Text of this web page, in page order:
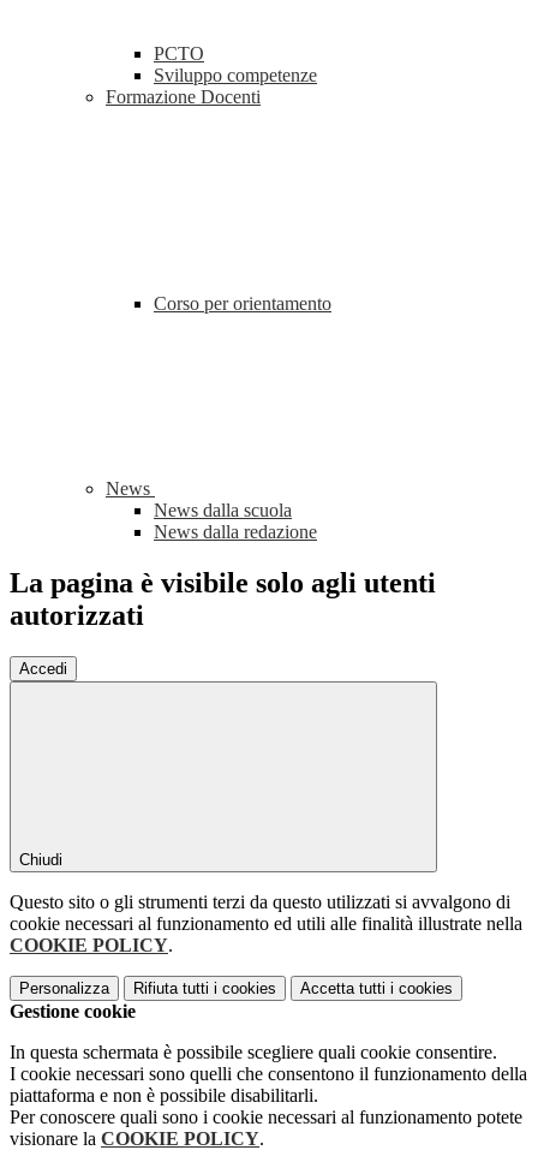
PCTO
Sviluppo competenze
Formazione Docenti
Corso per orientamento
News
News dalla scuola
News dalla redazione
La pagina è visibile solo agli utenti
autorizzati
Accedi
Chiudi
Questo sito o gli strumenti terzi da questo utilizzati si avvalgono di
cookie necessari al funzionamento ed utili alle finalità illustrate nella
COOKIE POLICY.
Personalizza Rifiuta tutti i cookies Accetta tutti i cookies
Gestione cookie
In questa schermata è possibile scegliere quali cookie consentire.
I cookie necessari sono quelli che consentono il funzionamento della
piattaforma e non è possibile disabilitarli.
Per conoscere quali sono i cookie necessari al funzionamento potete
visionare la COOKIE POLICY.